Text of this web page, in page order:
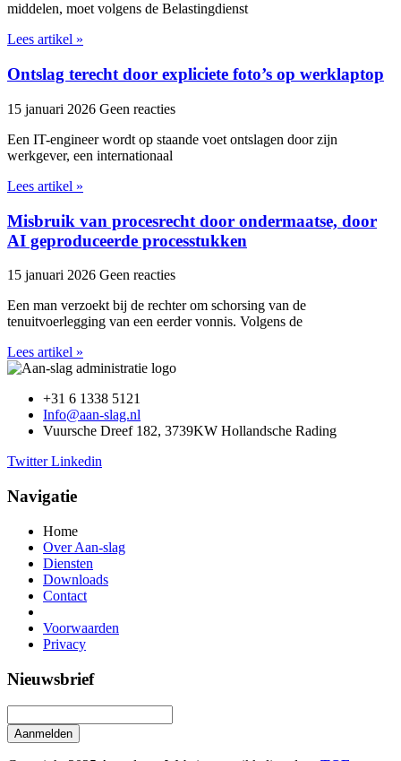
middelen, moet volgens de Belastingdienst
Lees artikel »
Ontslag terecht door expliciete foto’s op werklaptop
15 januari 2026 Geen reacties
Een IT-engineer wordt op staande voet ontslagen door zijn
werkgever, een internationaal
Lees artikel »
Misbruik van procesrecht door ondermaatse, door
AI geproduceerde processtukken
15 januari 2026 Geen reacties
Een man verzoekt bij de rechter om schorsing van de
tenuitvoerlegging van een eerder vonnis. Volgens de
Lees artikel »
+31 6 1338 5121
Info@aan-slag.nl
Vuursche Dreef 182, 3739KW Hollandsche Rading
Twitter Linkedin
Navigatie
Home
Over Aan-slag
Diensten
Downloads
Contact
Voorwaarden
Privacy
Nieuwsbrief
Aanmelden